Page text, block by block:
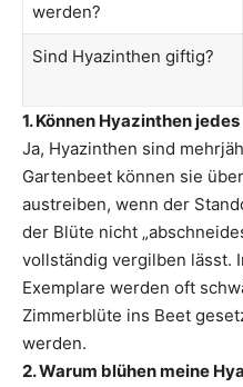
werden?
Sind Hyazinthen giftig?
1. Können Hyazinthen
Ja, Hyazinthen sind
Gartenbeet können sie
austreiben, wenn der
der Blüte nicht
vollständig vergilben lässt.
Exemplare werden oft
Zimmerblüte ins Beet
werden.
2. Warum blühen meine